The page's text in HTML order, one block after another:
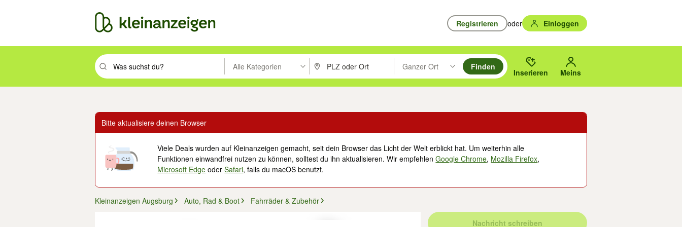
Registrieren oder Einloggen
Suchbegriff eingeben. Eingabetaste drücken um zu suchen, oder Vorschläge mit den Pfeiltasten nach oben/unten durchsuchen und mit Eingabetaste auswählen.
Alle Kategorien PLZ oder Ort eingeben. Eingabetaste drücken um zu suchen, oder Vorschläge mit den Pfeiltasten nach oben/
Ganzer Ort
Suche im Umkreis des gewählten Orts oder PLZ.
Finden
Inserieren Meins
Bitte aktualisiere deinen Browser
Viele Deals wurden auf Kleinanzeigen gemacht, seit dein Browser das Licht der Welt erblickt hat. Um weiterhin alle
Funktionen einwandfrei nutzen zu können, solltest du ihn aktualisieren. Wir empfehlenGoogle Chrome, Mozilla Firefox,
Microsoft Edge oderSafari, falls du macOS benutzt.
Kleinanzeigen Augsburg Auto, Rad & Boot Fahrräder & Zubehör
Nachricht schreiben